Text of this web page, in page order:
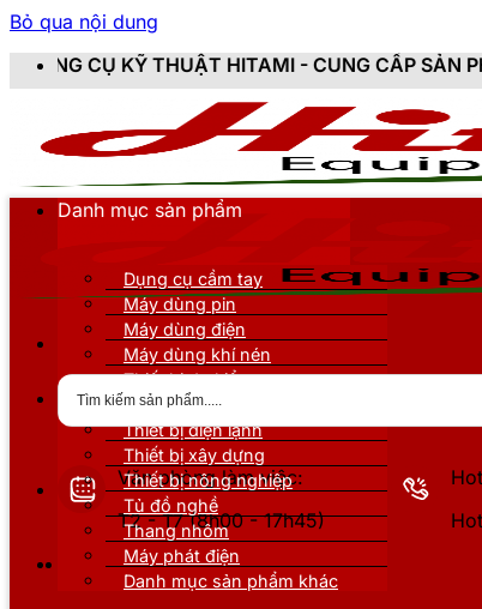
Bỏ qua nội dung
HITAMI - CUNG CẤP SẢN PHẨM CHÍNH
Văn phòng làm việc:
T2 - T7 (8h00 - 17h45)
Danh mục sản phẩm
Dụng cụ cầm tay
Máy dùng pin
Máy dùng điện
Máy dùng khí nén
Thiết bị đo kiểm
Thiết bị nâng đỡ
Thiết bị điện lạnh
Thiết bị xây dựng
Thiết bị nông nghiệp
Tủ đồ nghề
Thang nhôm
Máy phát điện
Danh mục sản phẩm khác